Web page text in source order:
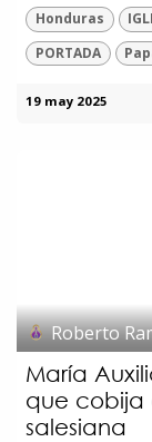
Honduras
PORTADA
19 may 2025
Roberto
María
que cobija
salesiana